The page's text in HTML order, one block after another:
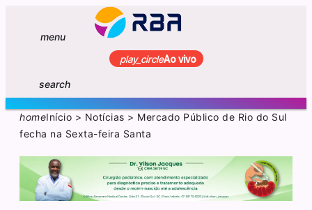
menu
play_circleAo vivo
search
homeInício > Notícias > Mercado Público de Rio do Sul
fecha na Sexta-feira Santa